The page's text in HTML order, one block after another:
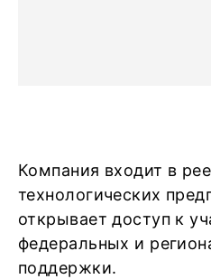
Компания входит в
технологических
открывает доступ к
федеральных и
поддержки.